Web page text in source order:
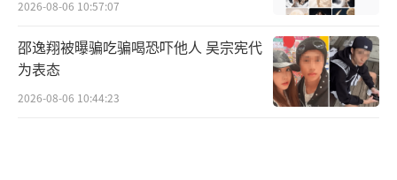
2026-08-06 10:57:07
邵逸翔被曝骗吃骗喝恐吓他人 吴宗宪代
为表态
2026-08-06 10:44:23